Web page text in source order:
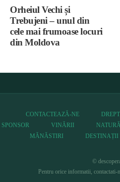
Orheiul Vechi și
Trebujeni – unul din
cele mai frumoase locuri
din Moldova
CONTACTEAZĂ-NE
SPONSOR
VINĂRII NATURĂ
MĂNĂSTIRI
DESTINAȚII
©
Pentru orice informatii, contactati-